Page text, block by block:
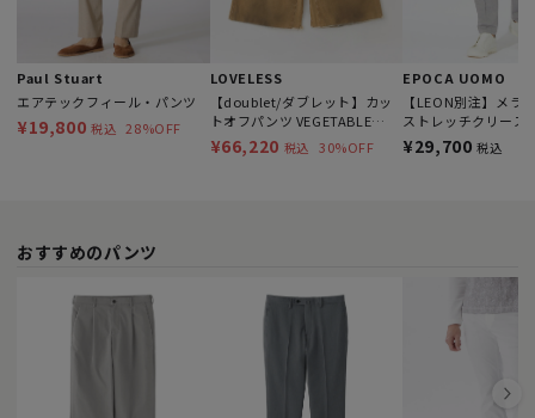
Paul Stuart
エアテックフィール・パンツ
¥19,800 税込 28%OFF
LOVELESS
【doublet/ダブレット】カッ
トオフパンツ VEGETABLE
EMBROIDERY CUT-OFF PANTS
26SS19PT350
¥66,220 税込 30%OFF
EPOCA UOMO
【LEON別注】メラ
ストレッチクリース
¥29,700 税込
おすすめのパンツ